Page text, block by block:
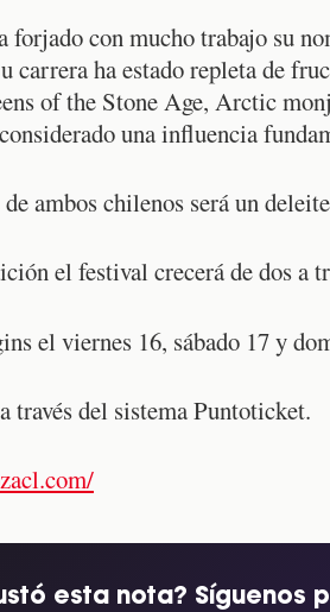
forjado con mucho trabajo su
carrera ha estado repleta de
of the Stone Age, Arctic
una influencia
ambos chilenos será un
el festival crecerá de dos a
el viernes 16, sábado 17 y
través del sistema Puntoticket.
esta nota? Síguenos